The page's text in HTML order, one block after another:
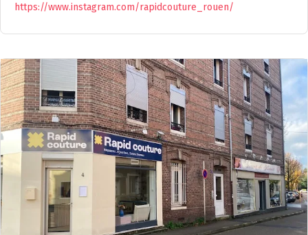
https://www.instagram.com/rapidcouture_rouen/